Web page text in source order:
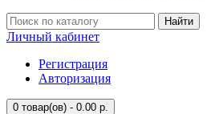
Найти
Личный кабинет
Регистрация
Авторизация
0 товар(ов) - 0.00 р.